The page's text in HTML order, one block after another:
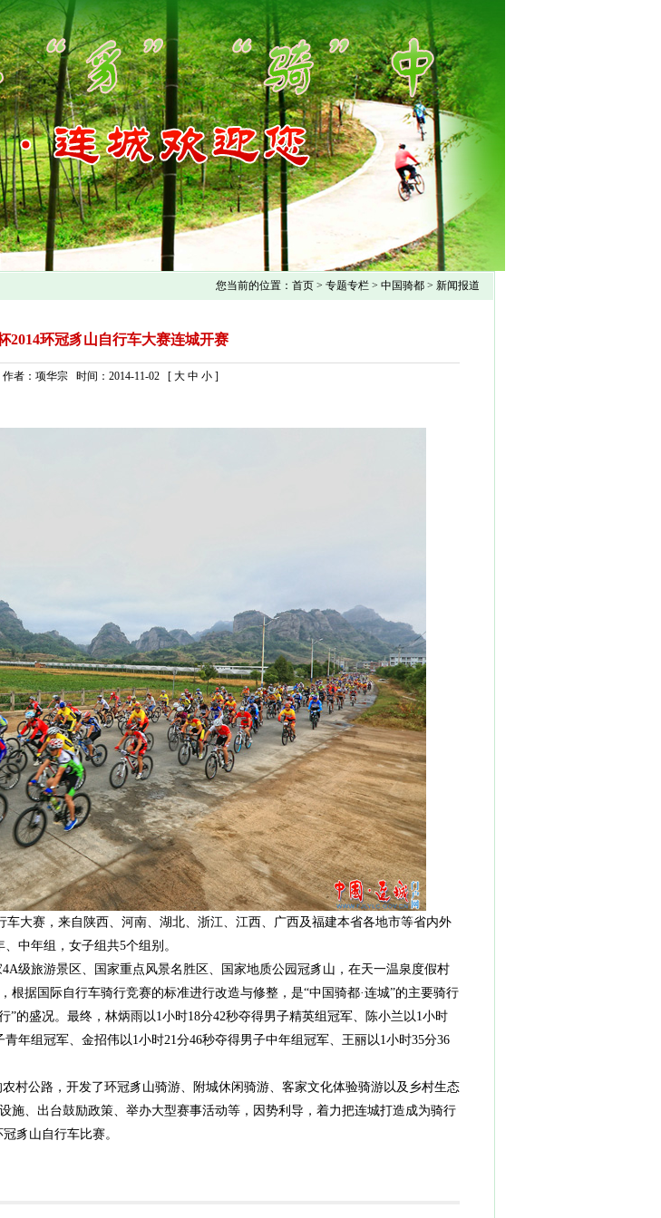
您当前的位置： 首页 > 专题专栏 > 中国骑都 > 新闻报道
2014环冠豸山自行车大赛连城开赛
者：项华宗 时间：2014-11-02 [ 大 中 小]
车大赛，来自陕西、河南、湖北、浙江、江西、广西及福建本省各地市等省内外
中年组，女子组共5个组别。
旅游景区、国家重点风景名胜区、国家地质公园冠豸山，在天一温泉度假村
据国际自行车骑行竞赛的标准进行改造与修整，是“中国骑都·连城”的主要骑行
”的盛况。最终，林炳雨以1小时18分42秒夺得男子精英组冠军、陈小兰以1小时
年组冠军、金招伟以1小时21分46秒夺得男子中年组冠军、王丽以1小时35分36
公路，开发了环冠豸山骑游、附城休闲骑游、客家文化体验骑游以及乡村生态
施、出台鼓励政策、举办大型赛事活动等，因势利导，着力把连城打造成为骑行
豸山自行车比赛。